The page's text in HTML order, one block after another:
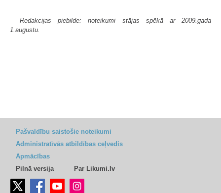
Redakcijas piebilde: noteikumi stājas spēkā ar 2009.gada
1.augustu.
Pašvaldību saistošie noteikumi
Administratīvās atbildības ceļvedis
Apmācības
Pilnā versija
Par Likumi.lv